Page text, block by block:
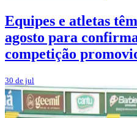
Equipes e atletas
agosto para
competição
30 de jul